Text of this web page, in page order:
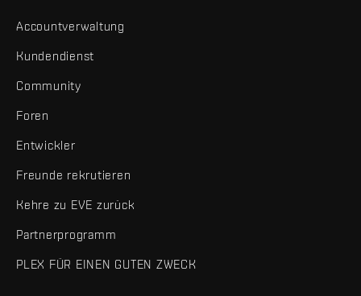
Accountverwaltung
Kundendienst
Community
Foren
Entwickler
Freunde rekrutieren
Kehre zu EVE zurück
Partnerprogramm
PLEX FÜR EINEN GUTEN ZWECK